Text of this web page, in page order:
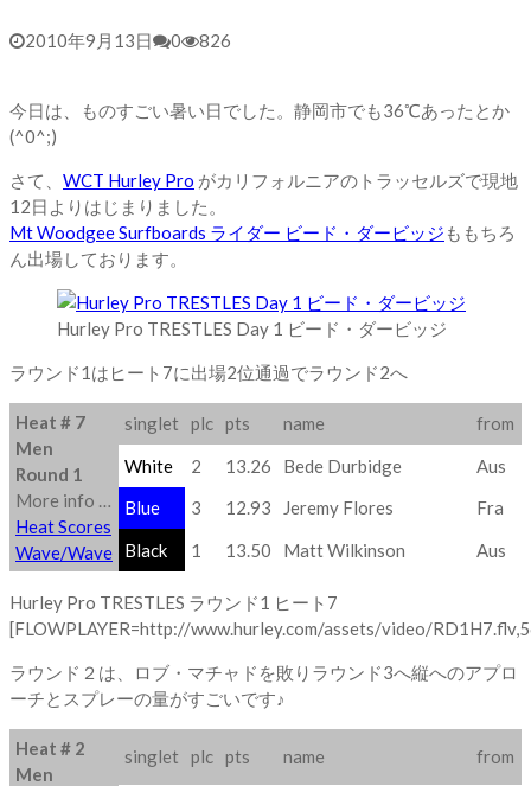
2010年9月13日 0 826
今日は、ものすごい暑い日でした。静岡市でも36℃あったとか
(^0^;)
さて、 WCT Hurley Pro がカリフォルニアのトラッセルズで現地
12日よりはじまりました。
Mt Woodgee Surfboards ライダー ビード・ダービッジ ももちろ
ん出場しております。
Hurley Pro TRESTLES Day 1 ビード・ダービッジ
ラウンド1はヒート7に出場2位通過でラウンド2へ
Heat # 7
Men
Round 1
More info …
Heat Scores
Wave/Wave
singlet plc pts name
from
White
2 13.26 Bede Durbidge
Aus
Blue
3 12.93 Jeremy Flores
Fra
Black
1 13.50 Matt Wilkinson Aus
Hurley Pro TRESTLES ラウンド1 ヒート7
[FLOWPLAYER=http://www.hurley.com/assets/video/
ラウンド２は、ロブ・マチャドを敗りラウンド3へ縦へのアプロ
ーチとスプレーの量がすごいです♪
Heat # 2
Men
singlet plc pts name from